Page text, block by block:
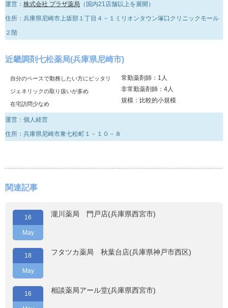
運営： 株式会社 プラザ薬局 （国内21店舗以上を展開）
住所：兵庫県尼崎市上坂部１丁目４－１ミリオンタウン塚口クリニックモール
２階
近畿調剤七松薬局(兵庫県尼崎市)
自分のペースで勤務したい方にピッタリ
ジェネリックの取り扱いが多め
在宅訪問少なめ
常勤薬剤師：1人
非常勤薬剤師：4人
規模：比較的小規模
運営：個人経営
住所：兵庫県尼崎市東七松町１－１０－８
関連記事
16
May
瀧川薬局 門戸店(兵庫県西宮市)
18
May
フタツカ薬局 秋葉台店(兵庫県神戸市西区)
16 相談薬局アール堂(兵庫県西宮市)